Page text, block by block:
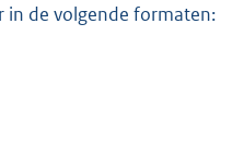
in de volgende formaten: